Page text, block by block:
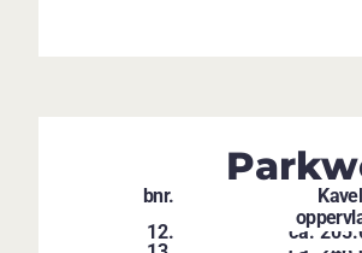
bnr.
12.
ca.